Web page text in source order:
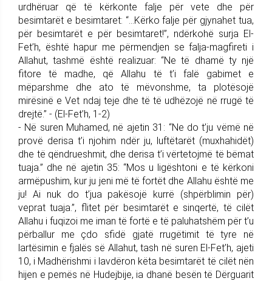
urdhëruar që të kërkonte falje për vete dhe për
besimtarët e besimtaret: “...Kërko falje për gjynahet tua,
për besimtarët e për besimtaret!”, ndërkohë surja El-
Fet’h, është hapur me përmendjen se falja-magfireti i
Allahut, tashmë është realizuar: “Ne të dhamë ty një
fitore të madhe, që Allahu të t’i falë gabimet e
mëparshme dhe ato të mëvonshme, ta plotësojë
mirësinë e Vet ndaj teje dhe të të udhëzojë në rrugë të
drejtë.” - (El-Fet’h, 1-2)
- Në suren Muhamed, në ajetin 31: “Ne do t’ju vëmë në
provë derisa t’i njohim ndër ju, luftëtarët (muxhahidët)
dhe të qëndrueshmit, dhe derisa t’i vërtetojmë të bëmat
tuaja.” dhe në ajetin 35: “Mos u ligështoni e të kërkoni
armëpushim, kur ju jeni më të fortët dhe Allahu është me
ju! Ai nuk do t’jua pakësojë kurrë (shpërblimin për)
veprat tuaja.”, flitet për besimtarët e sinqertë, të cilët
Allahu i fuqizoi me iman të fortë e të paluhatshëm për t’u
përballur me çdo sfidë gjatë rrugëtimit të tyre në
lartësimin e fjalës së Allahut, tash në suren El-Fet’h, ajeti
10, i Madhërishmi i lavdëron këta besimtarët të cilët nën
hijen e pemës në Hudejbije, ia dhanë besën të Dërguarit